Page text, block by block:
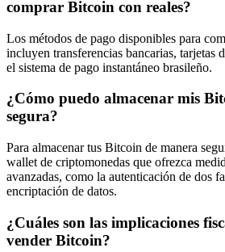
comprar Bitcoin con reales?
Los métodos de pago disponibles para
incluyen transferencias bancarias, tarjetas
el sistema de pago instantáneo brasileño.
¿Cómo puedo almacenar mis
segura?
Para almacenar tus Bitcoin de manera
wallet de criptomonedas que ofrezca
avanzadas, como la autenticación de dos
encriptación de datos.
¿Cuáles son las implicaciones
vender Bitcoin?